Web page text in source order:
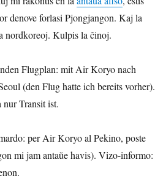
denove forlasi Pjongjangon. Kaj la
nordkoreoj. Kulpis la ĉinoj.
Flugplan: mit Air Koryo nach
(den Flug hatte ich bereits vorher).
Transit ist.
per Air Koryo al Pekino, poste
mi jam antaŭe havis). Vizo-informo: